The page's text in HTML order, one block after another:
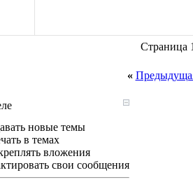
Страница
«
новые темы
в темах
вложения
свои сообщения